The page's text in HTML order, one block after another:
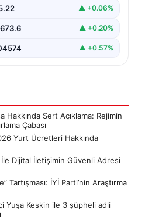
▲ +0.06%
▲ +0.20%
▲ +0.57%
Hakkında Sert Açıklama: Rejimin
Çabası
Yurt Ücretleri Hakkında
Dijital İletişimin Güvenli Adresi
Tartışması: İYİ Parti’nin Araştırma
Yuşa Keskin ile 3 şüpheli adli